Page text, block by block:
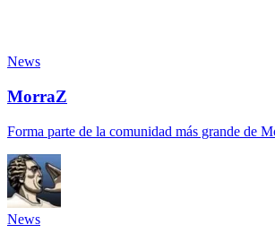
News
MorraZ
Forma parte de la comunidad más grande de
News